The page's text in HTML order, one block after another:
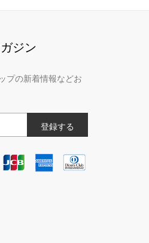
ジン
プの新着情報などお